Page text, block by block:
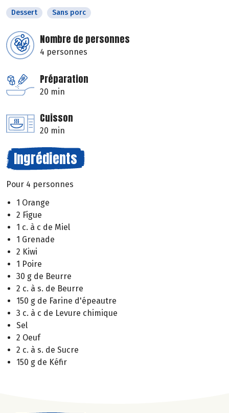
Dessert Sans porc
Nombre de personnes
4 personnes
Préparation
20 min
Cuisson
20 min
Ingrédients
Pour 4 personnes
1 Orange
2 Figue
1 c. à c de Miel
1 Grenade
2 Kiwi
1 Poire
30 g de Beurre
2 c. à s. de Beurre
150 g de Farine d'épeautre
3 c. à c de Levure chimique
Sel
2 Oeuf
2 c. à s. de Sucre
150 g de Kéfir